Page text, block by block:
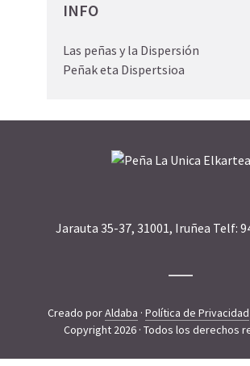
INFO
Las peñas y la Dispersión
Peñak eta Dispertsioa
Jarauta 35-37, 31001, Iruñea Telf:
Creado porAldaba · Política de Privacidad
Copyright 2026 · Todos los derechos